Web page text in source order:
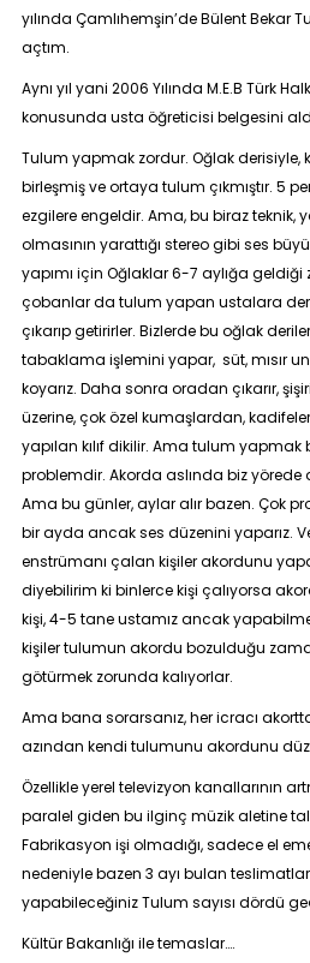
yılında Çamlıhemşin’deBülent Bekar
açtım.
Aynı yıl yani 2006 Yılında M.E.B Türk
konusunda usta öğreticisi belgesini
Tulum yapmak zordur. Oğlak derisiyle,
birleşmiş ve ortaya tulum çıkmıştır. 5
ezgilere engeldir. Ama, bu biraz teknik,
olmasının yarattığı stereo gibi ses
yapımı için Oğlaklar 6-7 aylığa geldiği
çobanlar da tulum yapan ustalara
çıkarıp getirirler. Bizlerde bu oğlak
tabaklama işlemini yapar, süt, mısır
koyarız. Daha sonra oradan çıkarır,
üzerine, çok özel kumaşlardan,
yapılan kılıf dikilir. Ama tulum
problemdir. Akorda aslında biz yörede
Ama bu günler, aylar alır bazen. Çok
bir ayda ancak ses düzenini yaparız.
enstrümanı çalan kişiler akordunu
diyebilirim ki binlerce kişi çalıyorsa
kişi, 4-5 tane ustamız ancak
kişiler tulumun akordu bozulduğu
götürmek zorunda kalıyorlar.
Ama bana sorarsanız, her icracı
azından kendi tulumunu akordunu
Özellikle yerel televizyon kanallarının
paralel giden bu ilginç müzik aletine
Fabrikasyon işi olmadığı, sadece el
nedeniyle bazen 3 ayı bulan
yapabileceğiniz Tulum sayısı dördü
Kültür Bakanlığı ile temaslar….